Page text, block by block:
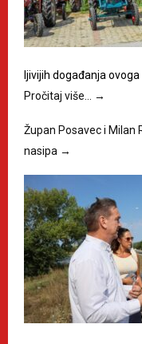
ljivijih događanja
Pročitaj više… →
Župan Posavec i Milan
nasipa →